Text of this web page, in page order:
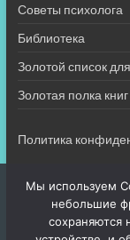
Советы психолога
Библиотека
Золотой список
Золотая полка
Политика
Мы используем
небольшие